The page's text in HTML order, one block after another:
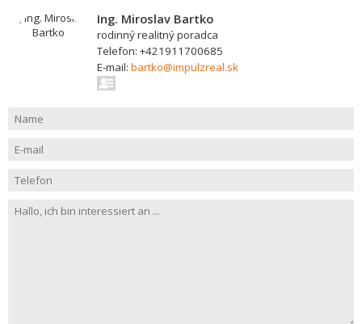
Ing. Miroslav Bartko
rodinný realitný poradca
Telefon: +421911700685
E-mail: bartko@impulzreal.sk